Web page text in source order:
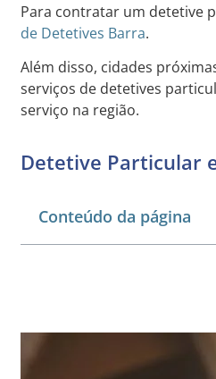
Para contratar um detetive
de Detetives Barra.
Além disso, cidades
serviços de detetives
serviço na região.
Detetive Particular
Conteúdo da página